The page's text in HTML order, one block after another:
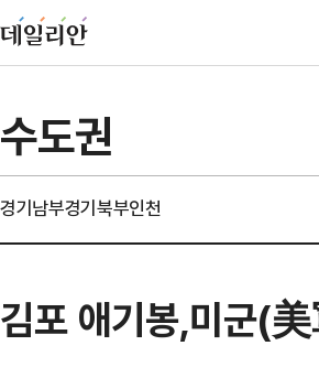
수도권
경기남부경기북부인천
김포 애기봉,미군(